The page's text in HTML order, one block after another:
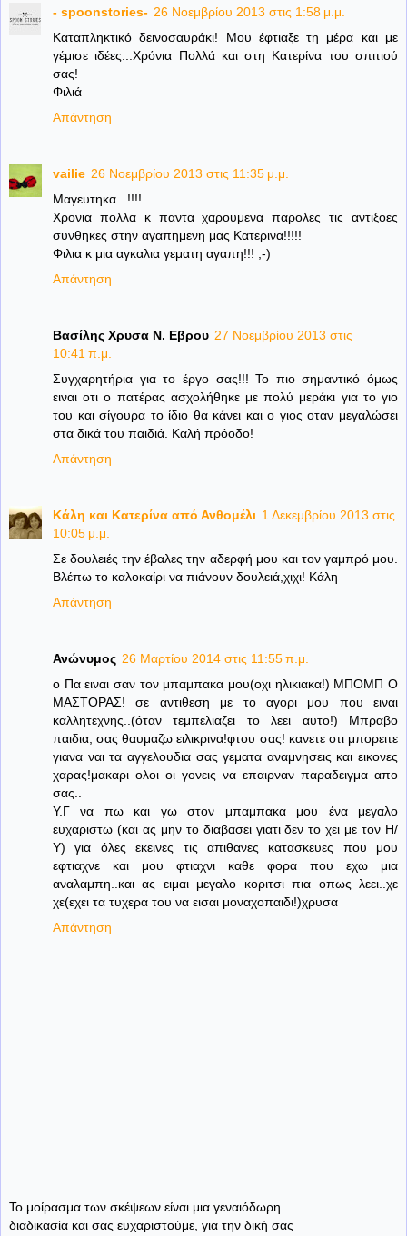
- spoonstories- 26 Νοεμβρίου 2013 στις 1:58 μ.μ.
Καταπληκτικό δεινοσαυράκι! Μου έφτιαξε τη μέρα και με
γέμισε ιδέες...Χρόνια Πολλά και στη Κατερίνα του σπιτιού
σας!
Φιλιά
Απάντηση
vailie 26 Νοεμβρίου 2013 στις 11:35 μ.μ.
Μαγευτηκα...!!!!
Χρονια πολλα κ παντα χαρουμενα παρολες τις αντιξοες
συνθηκες στην αγαπημενη μας Κατερινα!!!!!
Φιλια κ μια αγκαλια γεματη αγαπη!!! ;-)
Απάντηση
Βασίλης Χρυσα Ν. Εβρου 27 Νοεμβρίου 2013 στις
10:41 π.μ.
Συγχαρητήρια για το έργο σας!!! Το πιο σημαντικό όμως
ειναι οτι ο πατέρας ασχολήθηκε με πολύ μεράκι για το γιο
του και σίγουρα το ίδιο θα κάνει και ο γιος οταν μεγαλώσει
στα δικά του παιδιά. Καλή πρόοδο!
Απάντηση
Κάλη και Κατερίνα από Ανθομέλι 1 Δεκεμβρίου 2013 στις
10:05 μ.μ.
Σε δουλειές την έβαλες την αδερφή μου και τον γαμπρό μου.
Βλέπω το καλοκαίρι να πιάνουν δουλειά,χιχι! Κάλη
Απάντηση
Ανώνυμος 26 Μαρτίου 2014 στις 11:55 π.μ.
ο Πα ειναι σαν τον μπαμπακα μου(οχι ηλικιακα!) ΜΠΟΜΠ Ο
ΜΑΣΤΟΡΑΣ! σε αντιθεση με το αγορι μου που ειναι
καλλητεχνης..(όταν τεμπελιαζει το λεει αυτο!) Μπραβο
παιδια, σας θαυμαζω ειλικρινα!φτου σας! κανετε οτι μπορειτε
γιανα ναι τα αγγελουδια σας γεματα αναμνησεις και εικονες
χαρας!μακαρι ολοι οι γονεις να επαιρναν παραδειγμα απο
σας..
Υ.Γ να πω και γω στον μπαμπακα μου ένα μεγαλο
ευχαριστω (και ας μην το διαβασει γιατι δεν το χει με τον Η/
Υ) για όλες εκεινες τις απιθανες κατασκευες που μου
εφτιαχνε και μου φτιαχνι καθε φορα που εχω μια
αναλαμπη..και ας ειμαι μεγαλο κοριτσι πια οπως λεει..χε
χε(εχει τα τυχερα του να εισαι μοναχοπαιδι!)χρυσα
Απάντηση
Το μοίρασμα των σκέψεων είναι μια γεναιόδωρη
διαδικασία και σας ευχαριστούμε, για την δική σας